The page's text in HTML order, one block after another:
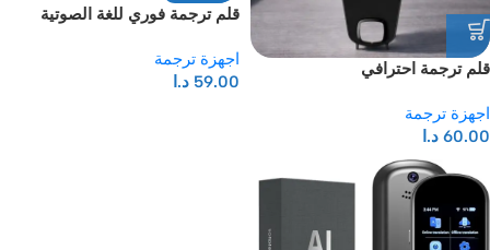
قلم ترجمة احترافي
اجهزة ترجمة
60.00 د.ا
قلم ترجمة فوري للغة الصوتية
اجهزة ترجمة
59.00 د.ا